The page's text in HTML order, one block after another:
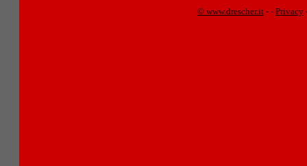
© www.drescher.it - - Privacy